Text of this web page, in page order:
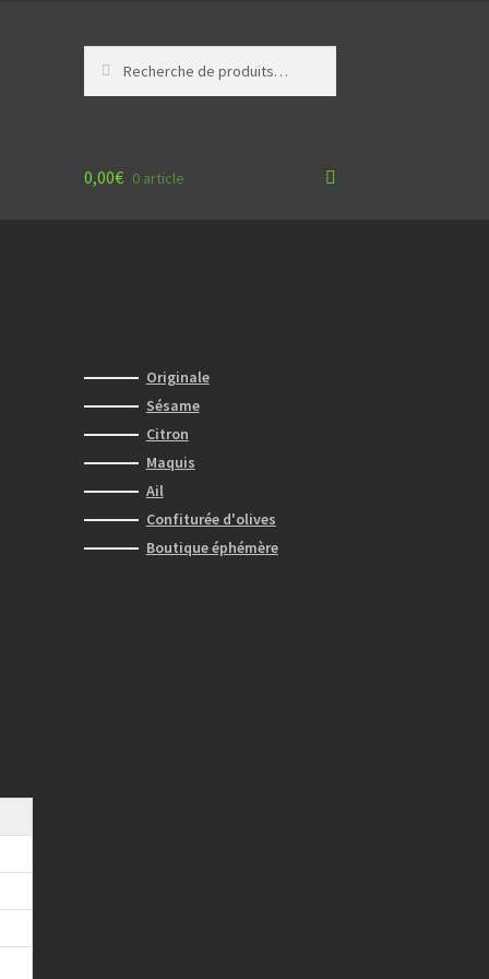
pour :
0,00€ 0 article
Originale
Sésame
Citron
Maquis
Ail
Confiturée d'olives
Boutique éphémère